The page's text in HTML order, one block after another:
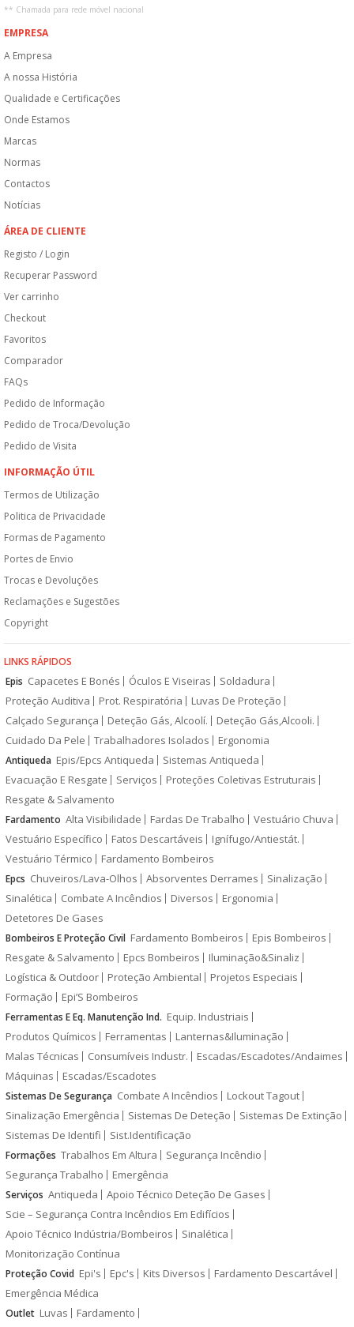
** Chamada para rede móvel nacional
EMPRESA
A Empresa
A nossa História
Qualidade e Certificações
Onde Estamos
Marcas
Normas
Contactos
Notícias
ÁREA DE CLIENTE
Registo / Login
Recuperar Password
Ver carrinho
Checkout
Favoritos
Comparador
FAQs
Pedido de Informação
Pedido de Troca/Devolução
Pedido de Visita
INFORMAÇÃO ÚTIL
Termos de Utilização
Politica de Privacidade
Formas de Pagamento
Portes de Envio
Trocas e Devoluções
Reclamações e Sugestões
Copyright
LINKS RÁPIDOS
Epis Capacetes E Bonés Óculos E Viseiras
Soldadura
Proteção Auditiva
Prot. Respiratória
Luvas De Proteção
Calçado Segurança
Deteção Gás, Alcoolí.
Deteção Gás,Alcooli.
Cuidado Da Pele
Trabalhadores Isolados Ergonomia
Antiqueda Epis/Epcs Antiqueda
Sistemas Antiqueda
Evacuação E Resgate
Serviços
Proteções Coletivas Estruturais
Resgate & Salvamento
Fardamento Alta Visibilidade Fardas De Trabalho
Vestuário Chuva
Vestuário Específico
Fatos Descartáveis
Ignífugo/Antiestát.
Vestuário Térmico
Fardamento Bombeiros
Epcs Chuveiros/Lava-Olhos Absorventes Derrames
Sinalização
Sinalética
Combate A Incêndios Diversos
Ergonomia
Detetores De Gases
Bombeiros E Proteção Civil Fardamento Bombeiros
Epis Bombeiros
Resgate & Salvamento
Epcs Bombeiros
Iluminação&Sinaliz
Logística & Outdoor
Proteção Ambiental
Projetos Especiais
Formação
Epi’S Bombeiros
Ferramentas E Eq. Manutenção Ind. Equip. Industriais
Produtos Químicos
Ferramentas
Lanternas&Iluminação
Malas Técnicas
Consumíveis Industr.
Escadas/Escadotes/Andaimes
Máquinas
Escadas/Escadotes
Sistemas De Segurança Combate A Incêndios
Lockout Tagout
Sinalização Emergência
Sistemas De Deteção
Sistemas De Extinção
Sistemas De Identifi
Sist.Identificação
Formações Trabalhos Em Altura
Segurança Incêndio
Segurança Trabalho
Emergência
Serviços Antiqueda
Apoio Técnico Deteção De Gases
Scie – Segurança Contra Incêndios Em Edifícios
Apoio Técnico Indústria/Bombeiros
Sinalética
Monitorização Contínua
Proteção Covid Epi's Epc's Kits Diversos
Fardamento Descartável
Emergência Médica
Outlet Luvas
Fardamento